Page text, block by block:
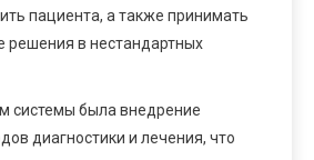
пациента, а также принимать
решения в нестандартных
системы была внедрение
диагностики и лечения, что